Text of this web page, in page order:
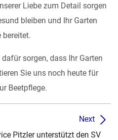
Liebe zum Detail sorgen
bleiben und Ihr Garten
bereitet.
sorgen, dass Ihr Garten
Sie uns noch heute für
Beetpflege.
Next
Pitzler unterstützt den SV